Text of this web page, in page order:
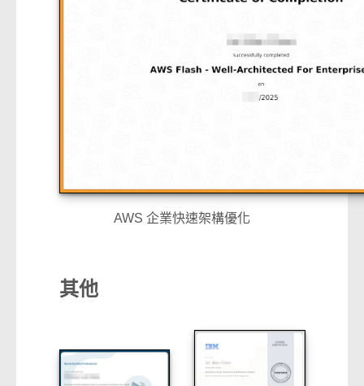
AWS 企業快速架構優化
其他